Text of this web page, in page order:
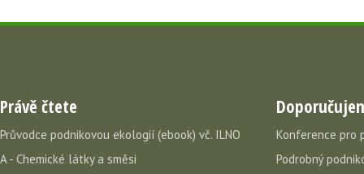
Právě čtete
Průvodce podnikovou ekologií (ebook) vč. ILNO
A - Chemické látky a směsi
Konference pro
Podrobný